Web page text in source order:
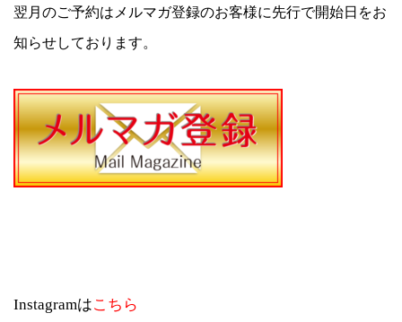
翌月のご予約はメルマガ登録のお客様に先行で開始日をお
知らせしております。
Instagramはこちら